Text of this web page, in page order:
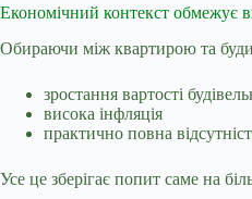
Економічний контекст обмежує
Обираючи між квартирою та
зростання вартості
висока інфляція
практично повна
Усе це зберігає попит саме на